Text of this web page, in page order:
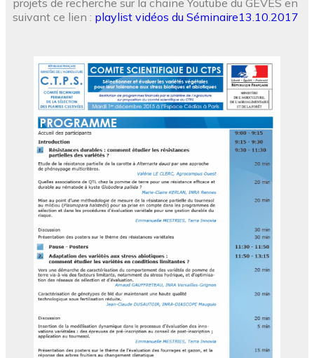
projets de recherche sur la chaine Youtube du GEVES en
suivant ce lien : playlist vidéos du Séminaire13.10.2017